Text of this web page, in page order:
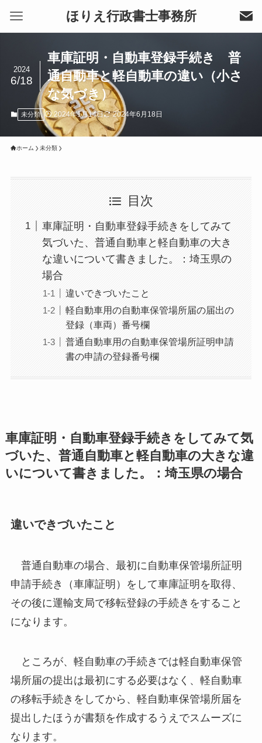
ほりえ行政書士事務所
車庫証明・自動車登録手続き 普
通自動車と軽自動車の違い（小さ
な気づき）
2024
6/18
未分類 2024年1月14日 2024年6月18日
ホーム 未分類
目次
車庫証明・自動車登録手続きをしてみて
気づいた、普通自動車と軽自動車の大き
な違いについて書きました。：埼玉県の
場合
違いできづいたこと
軽自動車用の自動車保管場所届の届出の
登録（車両）番号欄
普通自動車用の自動車保管場所証明申請
書の申請の登録番号欄
車庫証明・自動車登録手続きをしてみて気
づいた、普通自動車と軽自動車の大きな違
いについて書きました。：埼玉県の場合
違いできづいたこと
普通自動車の場合、最初に自動車保管場所証明
申請手続き（車庫証明）をして車庫証明を取得、
その後に運輸支局で移転登録の手続きをすること
になります。
ところが、軽自動車の手続きでは軽自動車保管
場所届の提出は最初にする必要はなく、軽自動車
の移転手続きをしてから、軽自動車保管場所届を
提出したほうが書類を作成するうえでスムーズに
なります。